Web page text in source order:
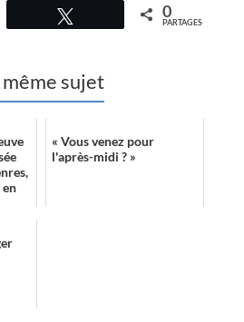
0
PARTAGES
sujet
en
« Vous venez pour
l'après-midi ? »